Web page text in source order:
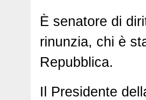
È senatore di
rinunzia, chi è
Repubblica.
Il Presidente